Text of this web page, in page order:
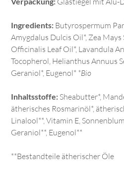
Ingredients: Butyrospermum
Amygdalus Dulcis Oil*, Zea Mays
Officinalis Leaf Oil*, Lavandula
Tocopherol, Helianthus Annuus
Geraniol*, Eugenol* *Bio
Inhaltsstoffe: Sheabutter*,
ätherisches Rosmarinöl*,
Linalool**, Vitamin E,
Geraniol**, Eugenol**
**Bestandteile ätherischer Öle